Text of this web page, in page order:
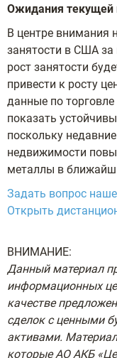
Ожидания текущей
В центре внимания
занятости в США
рост занятости
привести к росту
данные по
показать
поскольку
недвижимости
металлы в
Задать вопрос
Открыть
ВНИМАНИЕ:
Данный материал
информационных
качестве
сделок с ценными
активами.
которые АО АКБ